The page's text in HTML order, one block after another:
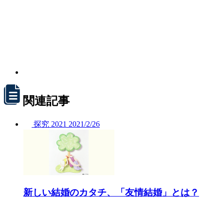
関連記事
探究 2021 2021/2/26
新しい結婚のカタチ、「友情結婚」とは？